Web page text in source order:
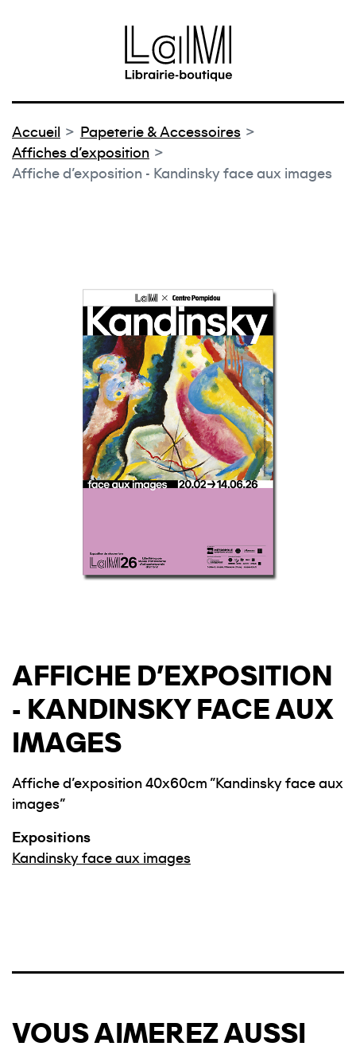
Accueil
Papeterie & Accessoires
Affiches d'exposition
Affiche d'exposition - Kandinsky face aux images
AFFICHE D'EXPOSITION
- KANDINSKY FACE AUX
IMAGES
Affiche d'exposition 40x60cm "Kandinsky face aux
images"
Expositions
Kandinsky face aux images
VOUS AIMEREZ AUSSI